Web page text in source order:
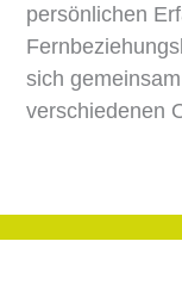
persönlichen
sich
verschiedenen